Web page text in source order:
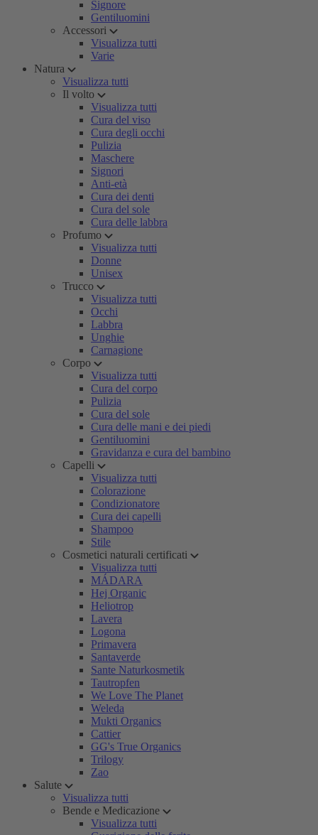
Signore
Gentiluomini
Accessori
Visualizza tutti
Varie
Natura
Visualizza tutti
Il volto
Visualizza tutti
Cura del viso
Cura degli occhi
Pulizia
Maschere
Signori
Anti-età
Cura dei denti
Cura del sole
Cura delle labbra
Profumo
Visualizza tutti
Donne
Unisex
Trucco
Visualizza tutti
Occhi
Labbra
Unghie
Carnagione
Corpo
Visualizza tutti
Cura del corpo
Pulizia
Cura del sole
Cura delle mani e dei piedi
Gentiluomini
Gravidanza e cura del bambino
Capelli
Visualizza tutti
Colorazione
Condizionatore
Cura dei capelli
Shampoo
Stile
Cosmetici naturali certificati
Visualizza tutti
MÁDARA
Hej Organic
Heliotrop
Lavera
Logona
Primavera
Santaverde
Sante Naturkosmetik
Tautropfen
We Love The Planet
Weleda
Mukti Organics
Cattier
GG's True Organics
Trilogy
Zao
Salute
Visualizza tutti
Bende e Medicazione
Visualizza tutti